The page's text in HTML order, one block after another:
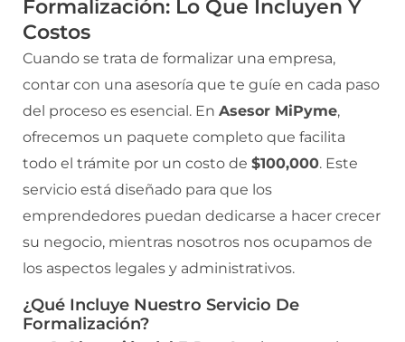
Formalización: Lo Que Incluyen Y
Costos
Cuando se trata de formalizar una empresa,
contar con una asesoría que te guíe en cada paso
del proceso es esencial. En Asesor MiPyme,
ofrecemos un paquete completo que facilita
todo el trámite por un costo de $100,000. Este
servicio está diseñado para que los
emprendedores puedan dedicarse a hacer crecer
su negocio, mientras nosotros nos ocupamos de
los aspectos legales y administrativos.
¿Qué Incluye Nuestro Servicio De
Formalización?